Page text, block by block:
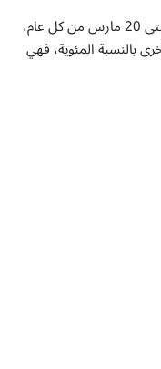
يقع برج الحوت في الفترة ما بين 19 فبراير حتى 20 مارس من كل عام،
بالنسبة المئوية، فهي